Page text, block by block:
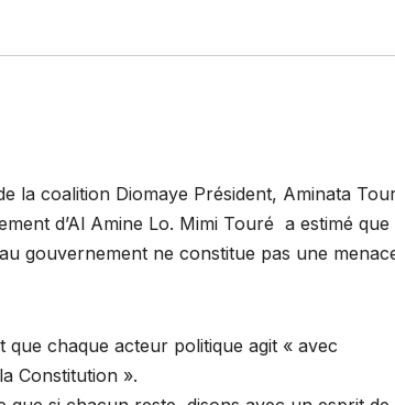
la coalition Diomaye Président, Aminata
d’Al Amine Lo. Mimi Touré a estimé que
gouvernement ne constitue pas une
que chaque acteur politique agit « avec
Constitution ».